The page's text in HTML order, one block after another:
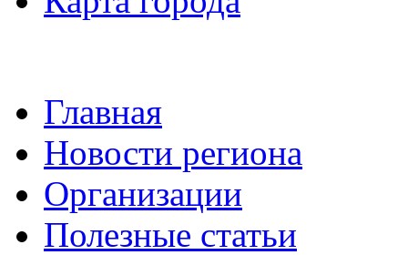
Главная
Новости региона
Организации
Полезные статьи